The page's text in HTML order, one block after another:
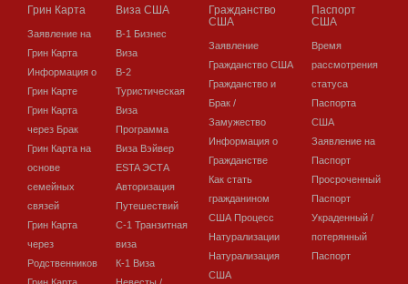
Грин Карта
Заявление на
Грин Карта
Информация о
Грин Карте
Грин Карта
через Брак
Грин Карта на
основе
семейных
связей
Грин Карта
через
Родственников
Виза США
В-1 Бизнес
Виза
В-2
Туристическая
Виза
Программа
Виза Вэйвер
ESTA ЭСТА
Авторизация
Путешествий
C-1 Транзитная
виза
К-1 Виза
Гражданство
США
Заявление
Гражданство США
Гражданство и
Брак /
Замужество
Информация о
Гражданстве
Как стать
гражданином
США Процесс
Натурализации
Натурализация
США
Паспорт
США
Время
рассмотрения
статуса
Паспорта
США
Заявление на
Паспорт
Просроченный
Паспорт
Украденный /
потерянный
Паспорт